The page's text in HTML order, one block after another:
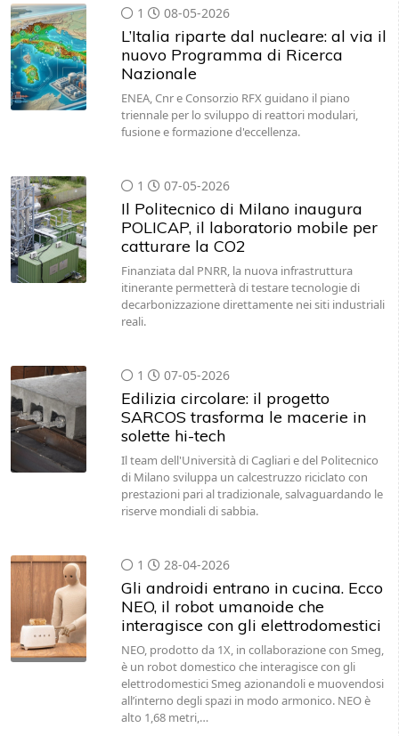
1 08-05-2026
L’Italia riparte dal nucleare: al via il
nuovo Programma di Ricerca
Nazionale
ENEA, Cnr e Consorzio RFX guidano il piano
triennale per lo sviluppo di reattori modulari,
fusione e formazione d'eccellenza.
1 07-05-2026
Il Politecnico di Milano inaugura
POLICAP, il laboratorio mobile per
catturare la CO2
Finanziata dal PNRR, la nuova infrastruttura
itinerante permetterà di testare tecnologie di
decarbonizzazione direttamente nei siti industriali
reali.
1 07-05-2026
Edilizia circolare: il progetto
SARCOS trasforma le macerie in
solette hi-tech
Il team dell'Università di Cagliari e del Politecnico
di Milano sviluppa un calcestruzzo riciclato con
prestazioni pari al tradizionale, salvaguardando le
riserve mondiali di sabbia.
1 28-04-2026
Gli androidi entrano in cucina. Ecco
NEO, il robot umanoide che
interagisce con gli elettrodomestici
NEO, prodotto da 1X, in collaborazione con Smeg,
è un robot domestico che interagisce con gli
elettrodomestici Smeg azionandoli e muovendosi
all’interno degli spazi in modo armonico. NEO è
alto 1,68 metri,…